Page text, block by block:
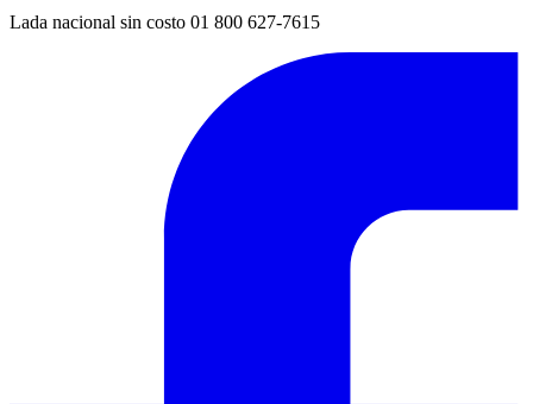
Lada nacional sin costo 01 800 627-7615